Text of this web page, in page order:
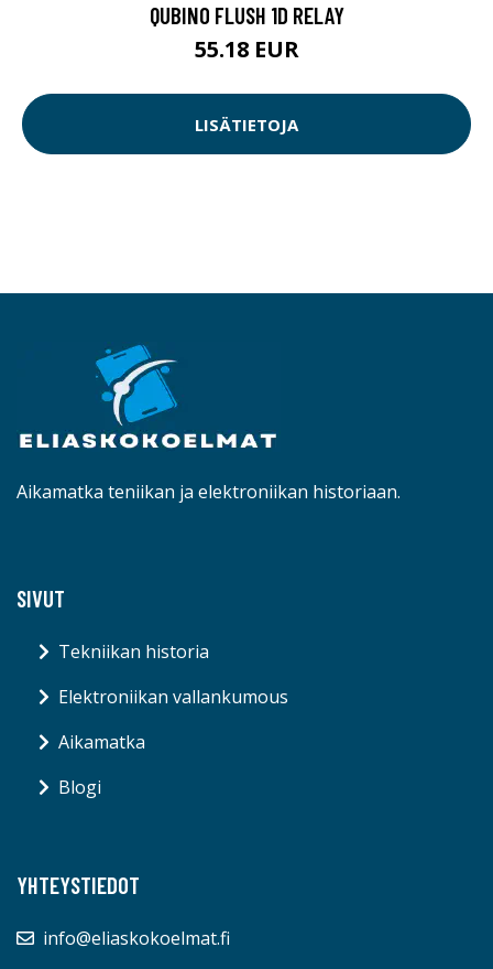
QUBINO FLUSH 1D RELAY
55.18 EUR
LISÄTIETOJA
Aikamatka teniikan ja elektroniikan historiaan.
SIVUT
Tekniikan historia
Elektroniikan vallankumous
Aikamatka
Blogi
YHTEYSTIEDOT
info@eliaskokoelmat.fi